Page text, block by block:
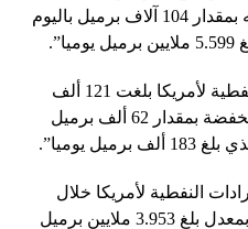
5.703 ملايين برميل يوميا مرتفعه بمقدار 104 آلاف برميل باليوم
وأضافت أن “صادرات العراق النفطية لأمريكا بلغت 121 ألف
برميل يومياً الأسبوع الماضي، منخفضة بمقدار 62 ألف برميل
يوميا”.
النفطية لأمريكا خلال
الأسبوع الماضي جاءت من كندا بمعدل بلغ 3.953 ملايين برميل